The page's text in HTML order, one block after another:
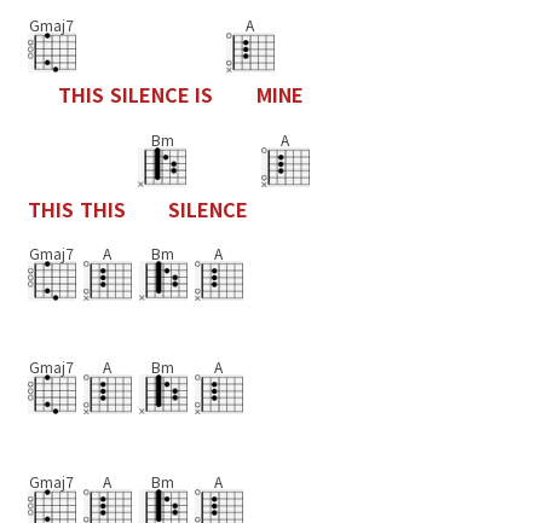
Gmaj7
THIS SILENCE IS
A
MINE
THIS THIS
Bm
SILENCE
A
Gmaj7 A Bm A
Gmaj7 A Bm A
Gmaj7 A Bm A